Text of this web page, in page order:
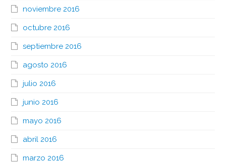
noviembre 2016
octubre 2016
septiembre 2016
agosto 2016
julio 2016
junio 2016
mayo 2016
abril 2016
marzo 2016